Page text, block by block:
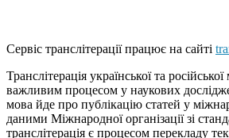
Сервіс транслітерації працює на сайті
Транслітерація української та
важливим процесом у наукових
мова йде про публікацію статей у
даними Міжнародної організації зі
транслітерація є процесом перекладу